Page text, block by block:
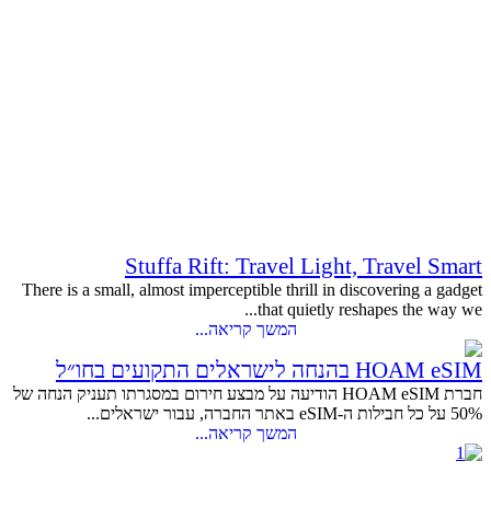
Stuffa Rift: Travel Light, Travel Smart
There is a small, almost imperceptible thrill in discovering a gadget
that quietly reshapes the way we...
המשך קריאה...
HOAM eSIM בהנחה לישראלים התקועים בחו״ל
חברת HOAM eSIM הודיעה על מבצע חירום במסגרתו תעניק הנחה של
50% על כל חבילות ה-eSIM באתר החברה, עבור ישראלים...
המשך קריאה...